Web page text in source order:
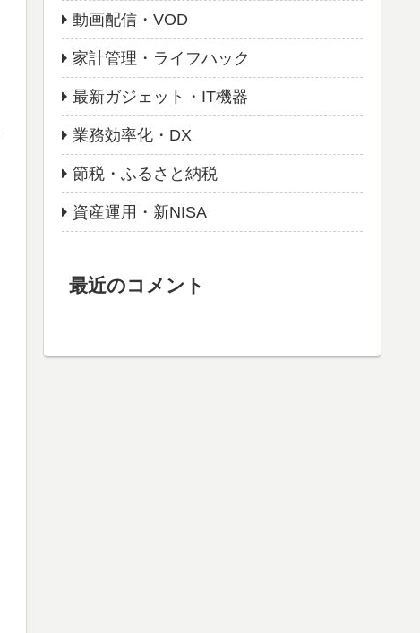
動画配信・VOD
家計管理・ライフハック
最新ガジェット・IT機器
業務効率化・DX
節税・ふるさと納税
資産運用・新NISA
最近のコメント